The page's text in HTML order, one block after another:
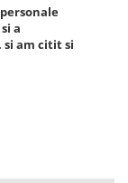
si a
si am citit si